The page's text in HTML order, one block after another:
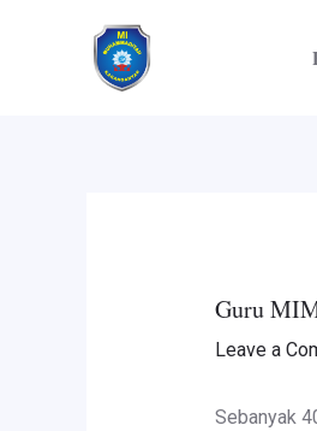
Guru
Leave a
Sebanyak
navigation